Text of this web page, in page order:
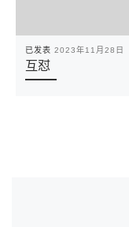
已发表 2023年11月28日
互怼